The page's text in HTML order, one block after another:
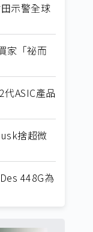
示警全球
家「祕而
ASIC產品
捨超微
448G為